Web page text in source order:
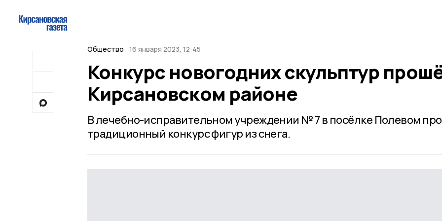
Общество 16 января 2023, 12:45
Конкурс новогодних скульптур
Кирсановском районе
В лечебно-исправительном учреждении № 7 в посёлке Полевом
традиционный конкурс фигур из снега.